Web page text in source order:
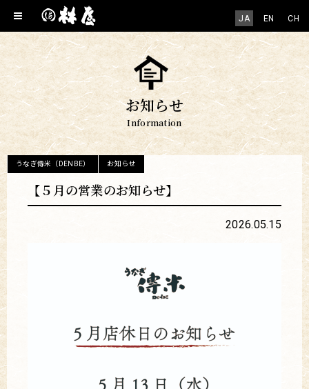
JA EN CH
お知らせ
Information
【５月の営業のお知らせ】
2026.05.15
うなぎ傳米（DENBE） お知らせ